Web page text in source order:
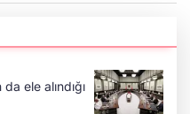
ele alındığı